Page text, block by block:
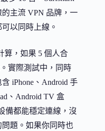
主流 VPN 品牌，一
以同時上線。
算，如果 5 個人合
實際測試中，同時
iPhone、Android 手
、Android TV 盒
備都能穩定連線，沒
題。如果你同時也